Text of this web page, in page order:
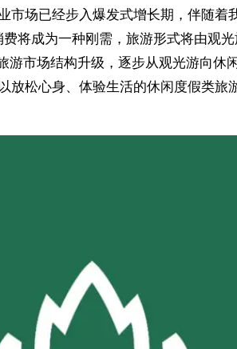
场已经步入爆发式增长期，伴随
将成为一种刚需，旅游形式将由观
市场结构升级，逐步从观光游向
松心身、体验生活的休闲度假类